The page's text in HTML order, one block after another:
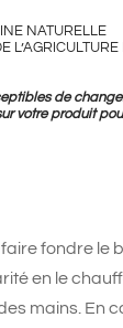
NATURELLE
de
votre produit
fondre le
en le
mains. En